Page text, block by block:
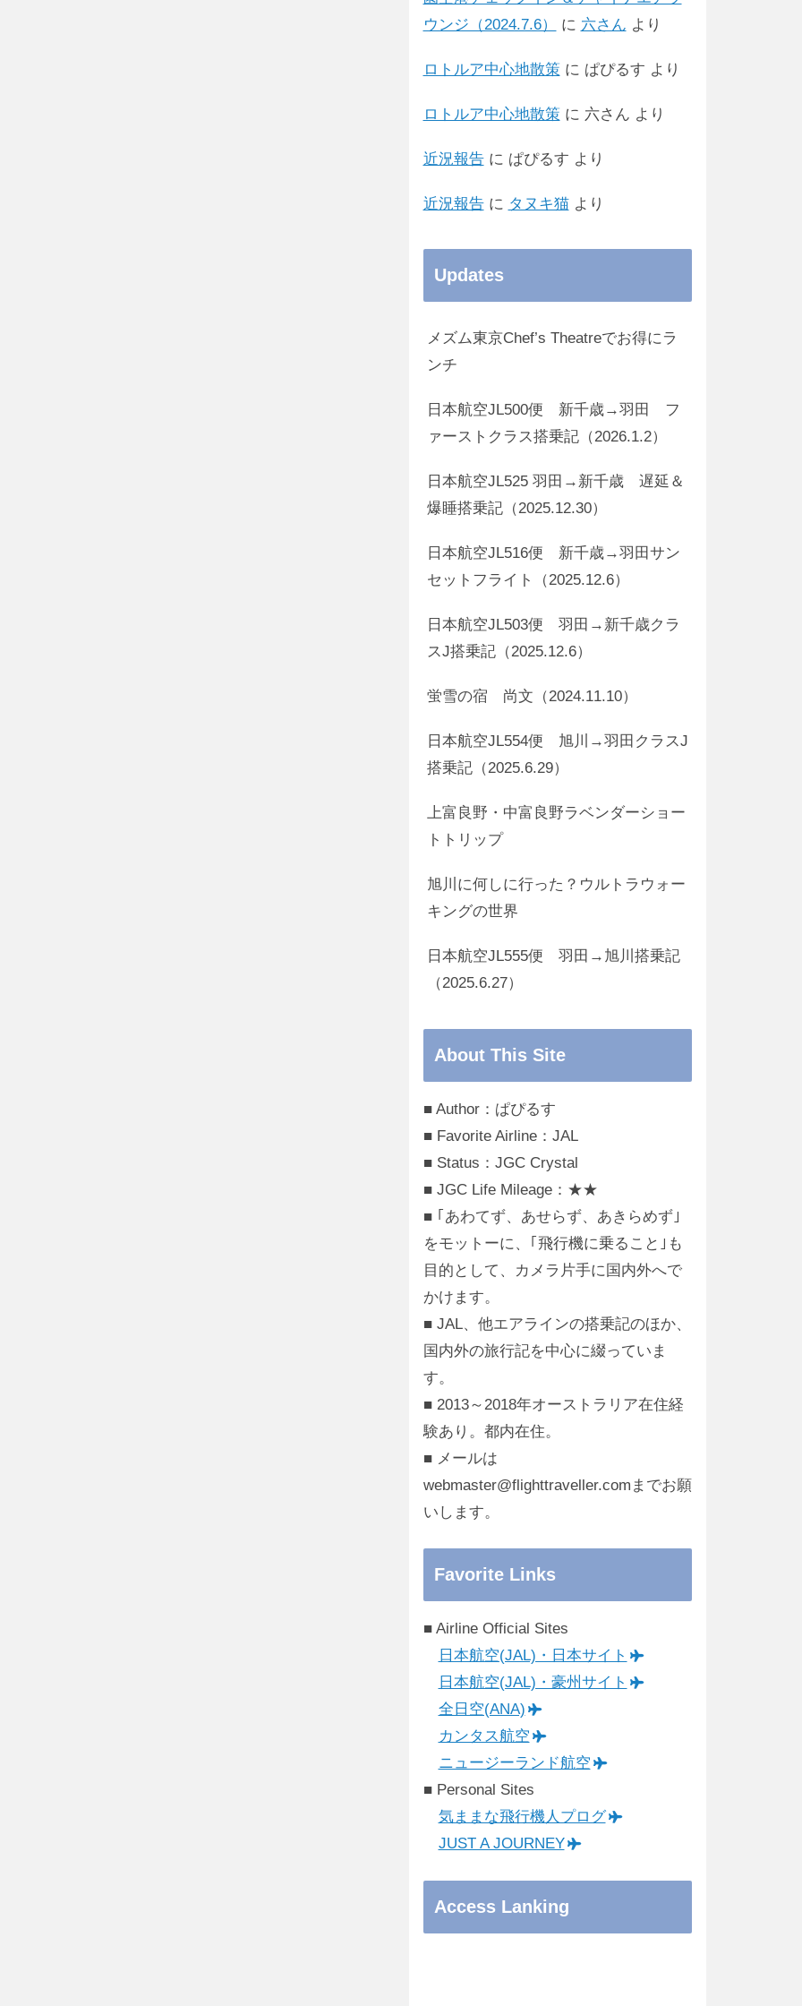
ウンジ（2024.7.6）
に 六さん より
ロトルア中心地散策 に ぱぴるす より
ロトルア中心地散策 に 六さん より
近況報告に ぱぴるす より
近況報告に タヌキ猫より
Updates
メズム東京Chef’s Theatreでお得にラ
ンチ
日本航空JL500便 新千歳→羽田 フ
ァーストクラス搭乗記（2026.1.2）
日本航空JL525 羽田→新千歳 遅延＆
爆睡搭乗記（2025.12.30）
日本航空JL516便 新千歳→羽田サン
セットフライト（2025.12.6）
日本航空JL503便 羽田→新千歳クラ
スJ搭乗記（2025.12.6）
蛍雪の宿 尚文（2024.11.10）
日本航空JL554便 旭川→羽田クラスJ
搭乗記（2025.6.29）
上富良野・中富良野ラベンダーショー
トトリップ
旭川に何しに行った？ウルトラウォー
キングの世界
日本航空JL555便 羽田→旭川搭乗記
（2025.6.27）
About This Site
■ Author：ぱぴるす
■ Favorite Airline：JAL
■ Status：JGC Crystal
■ JGC Life Mileage：★★
■ ｢あわてず、あせらず、あきらめず｣
をモットーに、｢飛行機に乗ること｣も
目的として、カメラ片手に国内外へで
かけます。
■ JAL、他エアラインの搭乗記のほか、
国内外の旅行記を中心に綴っていま
す。
■ 2013～2018年オーストラリア在住経
験あり。都内在住。
■ メールは
webmaster@flighttraveller.comまでお願
いします。
Favorite Links
■ Airline Official Sites
日本航空(JAL)・日本サイト
日本航空(JAL)・豪州サイト
全日空(ANA)
カンタス航空
ニュージーランド航空
■ Personal Sites
気ままな飛行機人プログ
JUST A JOURNEY
Access Lanking